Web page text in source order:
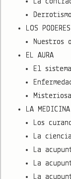
Derrotismo
LOS
Nuestros
EL AURA
El
LA
Los
La
La
La
La